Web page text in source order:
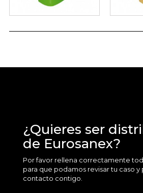
¿Quieres ser
de Eurosanex?
Por favor rellena correctamente
para que podamos revisar tu caso y
contacto contigo.